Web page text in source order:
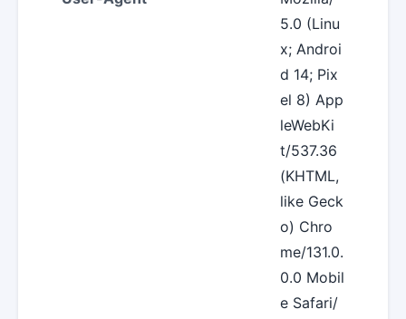
5.0 (Linu
x; Androi
d 14; Pix
el 8) App
leWebKi
t/537.36
(KHTML,
like Geck
o) Chro
me/131.0.
0.0 Mobil
e Safari/